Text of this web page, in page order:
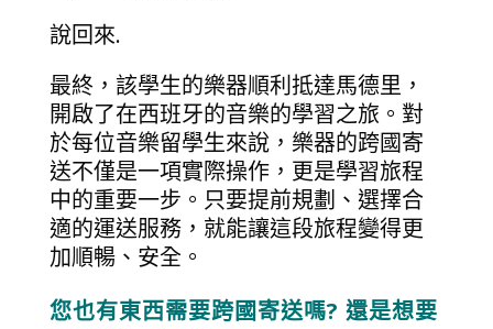
說回來.
最終，該學生的樂器順利抵達馬德里，
開啟了在西班牙的音樂的學習之旅。對
於每位音樂留學生來說，樂器的跨國寄
送不僅是一項實際操作，更是學習旅程
中的重要一步。只要提前規劃、選擇合
適的運送服務，就能讓這段旅程變得更
加順暢、安全。
您也有東西需要跨國寄送嗎? 還是想要